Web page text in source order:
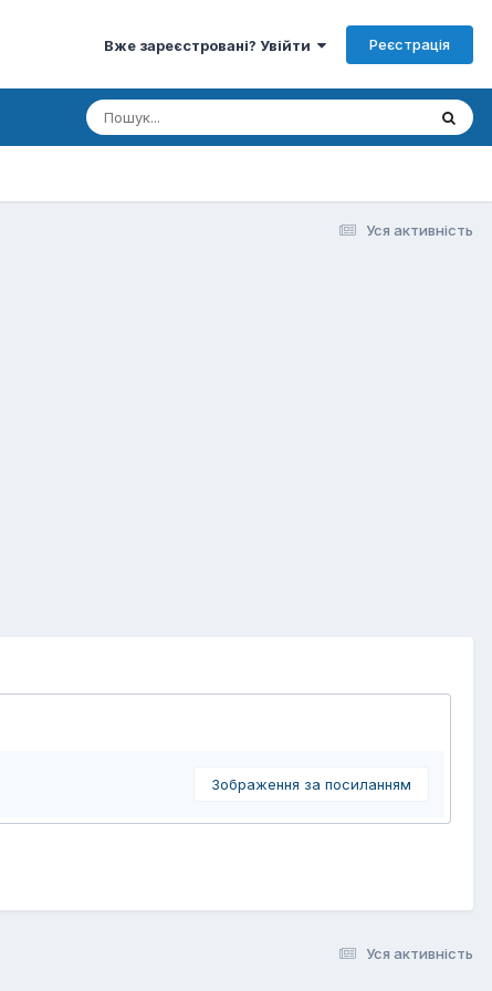
Вже зареєстровані? Увійти Реєстрація
Уся активність
Зображення за посиланням
Уся активність